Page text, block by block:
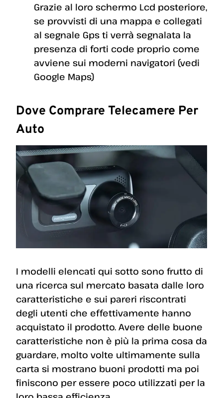
Grazie al loro schermo Lcd posteriore,
se provvisti di una mappa e collegati
al segnale Gps ti verrà segnalata la
presenza di forti code proprio come
avviene sui moderni navigatori (vedi
Google Maps)
Dove Comprare Telecamere Per
Auto
I modelli elencati qui sotto sono frutto di
una ricerca sul mercato basata dalle loro
caratteristiche e sui pareri riscontrati
degli utenti che effettivamente hanno
acquistato il prodotto. Avere delle buone
caratteristiche non è più la prima cosa da
guardare, molto volte ultimamente sulla
carta si mostrano buoni prodotti ma poi
finiscono per essere poco utilizzati per la